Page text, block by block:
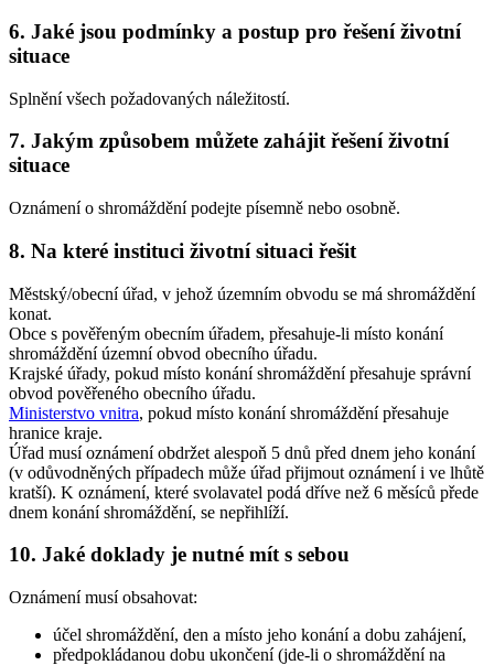
6. Jaké jsou podmínky a postup pro řešení životní
situace
Splnění všech požadovaných náležitostí.
7. Jakým způsobem můžete zahájit řešení životní
situace
Oznámení o shromáždění podejte písemně nebo osobně.
8. Na které instituci životní situaci řešit
Městský/obecní úřad, v jehož územním obvodu se má shromáždění
konat.
Obce s pověřeným obecním úřadem, přesahuje-li místo konání
shromáždění územní obvod obecního úřadu.
Krajské úřady, pokud místo konání shromáždění přesahuje správní
obvod pověřeného obecního úřadu.
Ministerstvo vnitra, pokud místo konání shromáždění přesahuje
hranice kraje.
Úřad musí oznámení obdržet alespoň 5 dnů před dnem jeho konání
(v odůvodněných případech může úřad přijmout oznámení i ve lhůtě
kratší). K oznámení, které svolavatel podá dříve než 6 měsíců přede
dnem konání shromáždění, se nepřihlíží.
10. Jaké doklady je nutné mít s sebou
Oznámení musí obsahovat:
účel shromáždění, den a místo jeho konání a dobu zahájení,
předpokládanou dobu ukončení (jde-li o shromáždění na